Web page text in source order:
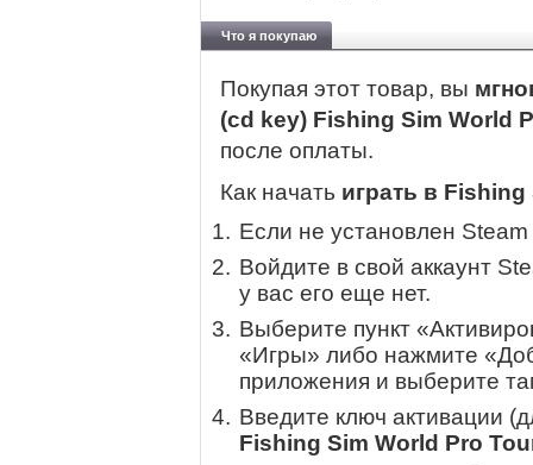
Что я покупаю
Покупая этот товар, вы
(cd key) Fishing Sim World
после оплаты.
Как начать играть в
Если не установлен
Войдите в свой аккаунт
у вас его еще нет.
Выберите пункт
«Игры» либо нажмите
приложения и выберите
Введите ключ активации
Fishing Sim World Pro